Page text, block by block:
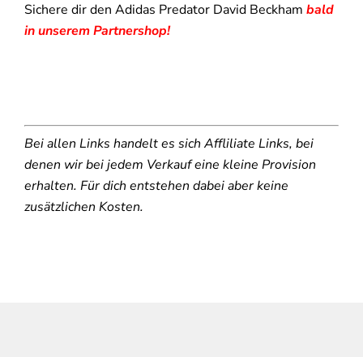
Sichere dir den Adidas Predator David Beckham bald
in unserem Partnershop!
Bei allen Links handelt es sich Affliliate Links, bei
denen wir bei jedem Verkauf eine kleine Provision
erhalten. Für dich entstehen dabei aber keine
zusätzlichen Kosten.